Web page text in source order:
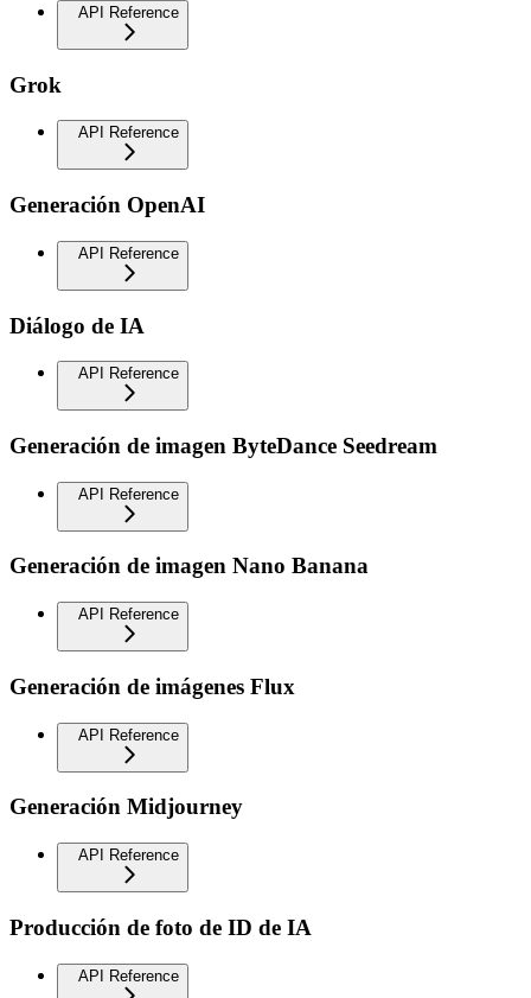
API Reference
Grok
API Reference
Generación OpenAI
API Reference
Diálogo de IA
API Reference
Generación de imagen ByteDance Seedream
API Reference
Generación de imagen Nano Banana
API Reference
Generación de imágenes Flux
API Reference
Generación Midjourney
API Reference
Producción de foto de ID de IA
API Reference